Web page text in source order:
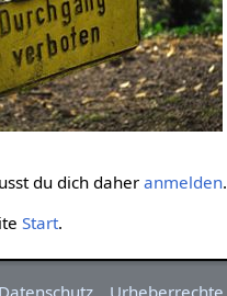
du dich daher anmelden.
Start.
Datenschutz Urheberrechte